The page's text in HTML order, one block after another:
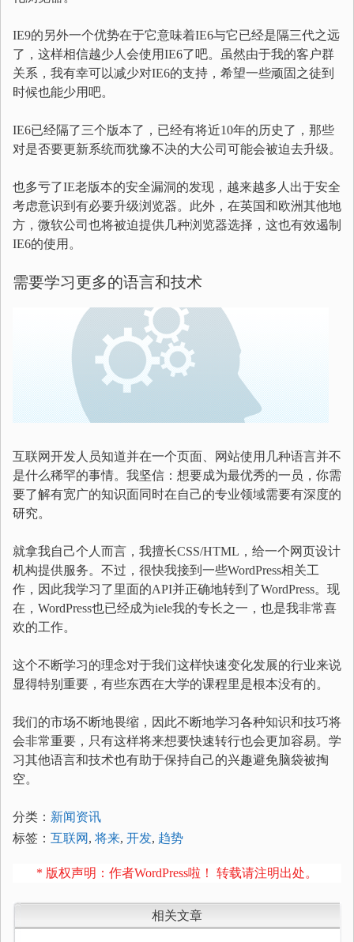
IE9的另外一个优势在于它意味着IE6与它已经是隔三代之远
了，这样相信越少人会使用IE6了吧。虽然由于我的客户群
关系，我有幸可以减少对IE6的支持，希望一些顽固之徒到
时候也能少用吧。
IE6已经隔了三个版本了，已经有将近10年的历史了，那些
对是否要更新系统而犹豫不决的大公司可能会被迫去升级。
也多亏了IE老版本的安全漏洞的发现，越来越多人出于安全
考虑意识到有必要升级浏览器。此外，在英国和欧洲其他地
方，微软公司也将被迫提供几种浏览器选择，这也有效遏制
IE6的使用。
需要学习更多的语言和技术
互联网开发人员知道并在一个页面、网站使用几种语言并不
是什么稀罕的事情。我坚信：想要成为最优秀的一员，你需
要了解有宽广的知识面同时在自己的专业领域需要有深度的
研究。
就拿我自己个人而言，我擅长CSS/HTML，给一个网页设计
机构提供服务。不过，很快我接到一些WordPress相关工
作，因此我学习了里面的API并正确地转到了WordPress。现
在，WordPress也已经成为iele我的专长之一，也是我非常喜
欢的工作。
这个不断学习的理念对于我们这样快速变化发展的行业来说
显得特别重要，有些东西在大学的课程里是根本没有的。
我们的市场不断地畏缩，因此不断地学习各种知识和技巧将
会非常重要，只有这样将来想要快速转行也会更加容易。学
习其他语言和技术也有助于保持自己的兴趣避免脑袋被掏
空。
分类： 新闻资讯
标签： 互联网 , 将来, 开发, 趋势
* 版权声明：作者WordPress啦！ 转载请注明出处。
相关文章